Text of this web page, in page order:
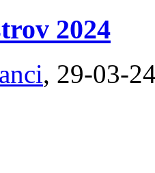
2024
‎, 29-03-